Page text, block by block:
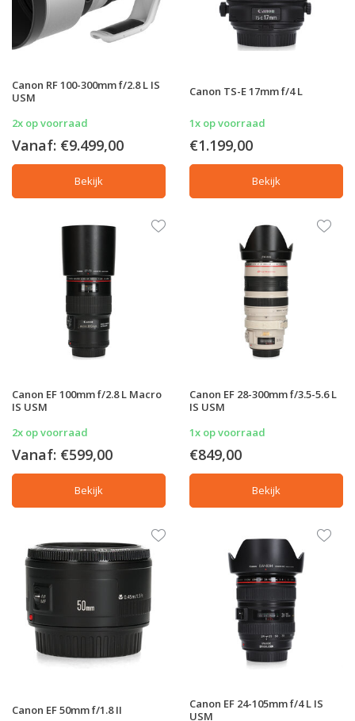
Canon RF 100-300mm f/2.8 L IS
USM
2x op voorraad
Vanaf: €9.499,00
Bekijk
Canon TS-E 17mm f/4 L
1x op voorraad
€1.199,00
Bekijk
Canon EF 100mm f/2.8 L Macro
IS USM
2x op voorraad
Vanaf: €599,00
Bekijk
Canon EF 28-300mm f/3.5-5.6 L
IS USM
1x op voorraad
€849,00
Bekijk
Canon EF 50mm f/1.8 II
Canon EF 24-105mm f/4 L IS
USM